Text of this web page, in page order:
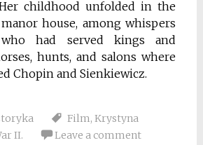
childhood unfolded in the
house, among whispers
had served kings and
hunts, and salons where
Chopin and Sienkiewicz.
Film, Krystyna
II. Leave a comment